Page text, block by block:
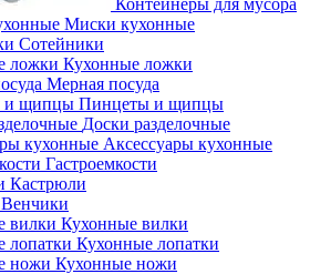
Миски кухонные
Сотейники
Кухонные ложки
Мерная посуда
Пинцеты и щипцы
Доски разделочные
Аксессуары кухонные
Гастроемкости
Кастрюли
Венчики
Кухонные вилки
Кухонные лопатки
Кухонные ножи